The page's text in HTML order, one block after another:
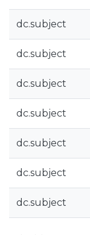
dc.subject
dc.subject
dc.subject
dc.subject
dc.subject
dc.subject
dc.subject